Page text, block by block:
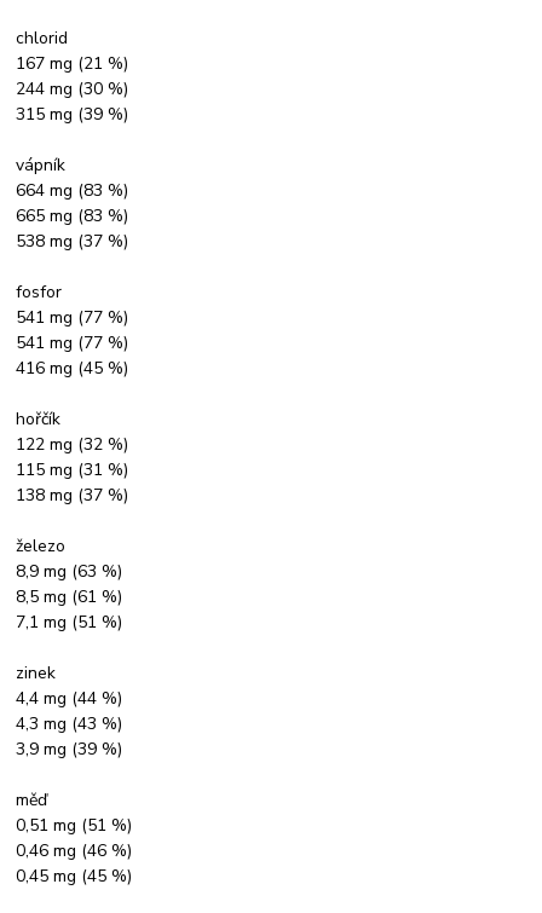
chlorid
167 mg (21 %)
244 mg (30 %)
315 mg (39 %)
vápník
664 mg (83 %)
665 mg (83 %)
538 mg (37 %)
fosfor
541 mg (77 %)
541 mg (77 %)
416 mg (45 %)
hořčík
122 mg (32 %)
115 mg (31 %)
138 mg (37 %)
železo
8,9 mg (63 %)
8,5 mg (61 %)
7,1 mg (51 %)
zinek
4,4 mg (44 %)
4,3 mg (43 %)
3,9 mg (39 %)
měď
0,51 mg (51 %)
0,46 mg (46 %)
0,45 mg (45 %)